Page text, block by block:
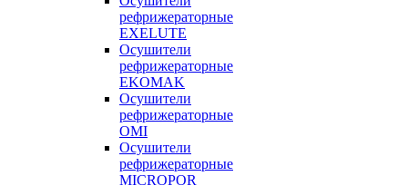
рефрижераторные
EXELUTE
Осушители
рефрижераторные
EKOMAK
Осушители
рефрижераторные
OMI
Осушители
рефрижераторные
MICROPOR